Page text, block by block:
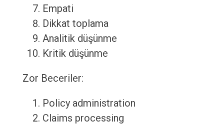
Empati
Dikkat toplama
Analitik düşünme
Kritik düşünme
Zor Beceriler:
Policy administration
Claims processing